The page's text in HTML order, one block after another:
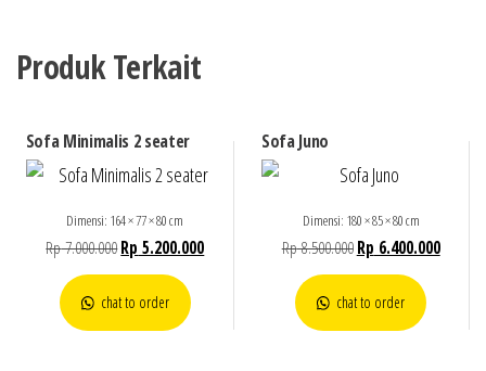
Produk Terkait
Sofa Minimalis 2 seater
Dimensi: 164 × 77 × 80 cm
Rp7.000.000Rp 5.200.000
chat to order
Sofa Juno
Dimensi: 180 × 85 × 80 cm
Rp8.500.000 Rp 6.400.000
chat to order